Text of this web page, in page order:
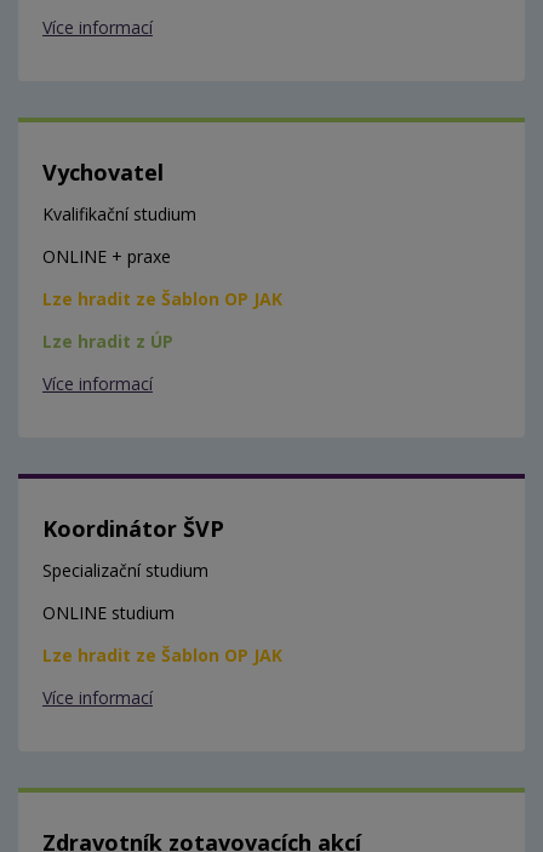
Více informací
Vychovatel
Kvalifikační studium
ONLINE + praxe
Lze hradit ze Šablon OP JAK
Lze hradit z ÚP
Více informací
Koordinátor ŠVP
Specializační studium
ONLINE studium
Lze hradit ze Šablon OP JAK
Více informací
Zdravotník zotavovacích akcí